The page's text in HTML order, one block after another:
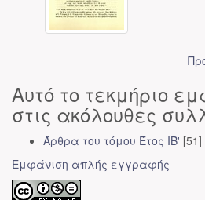
Αυτό το τεκμήριο
στις ακόλουθες
Άρθρα του τόμου Έτος ΙΒ' [51]
Εμφάνιση απλής εγγραφής